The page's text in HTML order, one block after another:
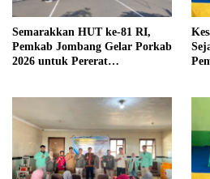
Semarakkan HUT ke-81 RI,
Pemkab Jombang Gelar Porkab
2026 untuk Pererat